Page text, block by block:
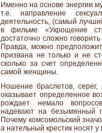
Именно на основе энергии
т.е. направление
деятельность, (самый
в фильме «Укрощение
достаточно сложно
Правда, можно
призвана не только и не
сколько за счет
самой женщины.
Ношение браслетов, серег,
оказывает определенное
рождает немало
надевают на безымянный
Почему комсомольский
а нательный крестик носят